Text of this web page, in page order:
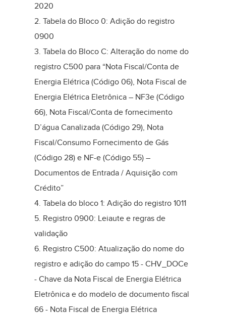
2020
2. Tabela do Bloco 0: Adição do registro
0900
3. Tabela do Bloco C: Alteração do nome do
registro C500 para “Nota Fiscal/Conta de
Energia Elétrica (Código 06), Nota Fiscal de
Energia Elétrica Eletrônica – NF3e (Código
66), Nota Fiscal/Conta de fornecimento
D’água Canalizada (Código 29), Nota
Fiscal/Consumo Fornecimento de Gás
(Código 28) e NF-e (Código 55) –
Documentos de Entrada / Aquisição com
Crédito”
4. Tabela do bloco 1: Adição do registro 1011
5. Registro 0900: Leiaute e regras de
validação
6. Registro C500: Atualização do nome do
registro e adição do campo 15 - CHV_DOCe
- Chave da Nota Fiscal de Energia Elétrica
Eletrônica e do modelo de documento fiscal
66 - Nota Fiscal de Energia Elétrica